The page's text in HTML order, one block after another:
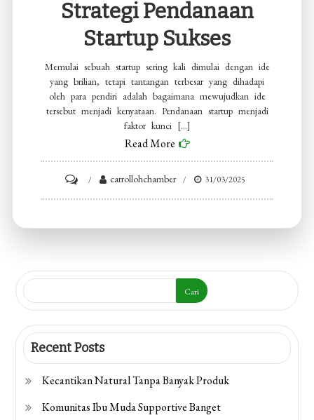
Strategi Pendanaan
Startup Sukses
Memulai sebuah startup sering kali dimulai dengan ide
yang brilian, tetapi tantangan terbesar yang dihadapi
oleh para pendiri adalah bagaimana mewujudkan ide
tersebut menjadi kenyataan. Pendanaan startup menjadi
faktor kunci […]
Read More
Strategi
carrollohchamber 31/03/2025
Cari
Recent Posts
Kecantikan Natural Tanpa Banyak Produk
Komunitas Ibu Muda Supportive Banget